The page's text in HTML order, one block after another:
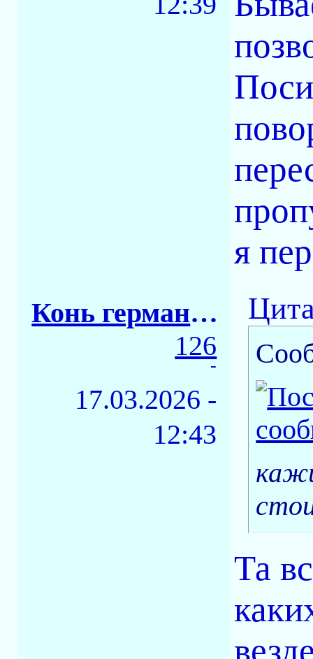
я
Конь германский
126
-
17.03.2026 -
12:43
Та